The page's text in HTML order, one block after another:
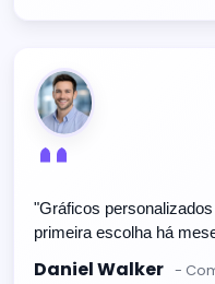
"Gráficos
primeira escolha há
Daniel Walker -